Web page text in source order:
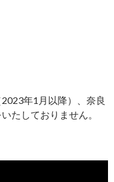
年1月以降）、奈良
たしておりません。